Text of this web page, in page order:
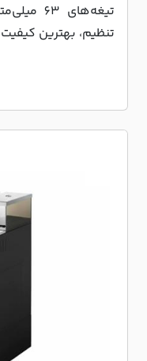
تیغه‌های
تنظیم، بهترین